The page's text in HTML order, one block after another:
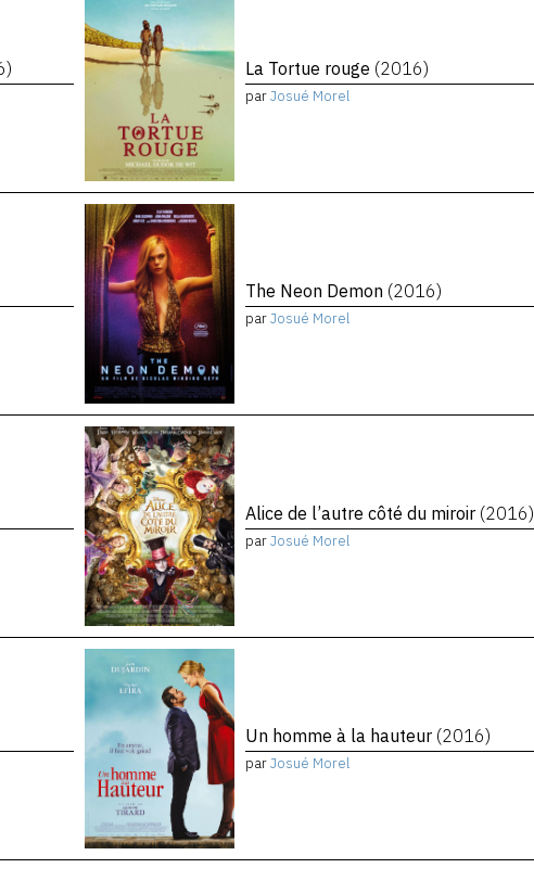
La Tortue rouge (2016)
parJosué Morel
The Neon Demon (2016)
parJosué Morel
Alice de l’autre côté du miroir (2016)
parJosué Morel
Un homme à la hauteur (2016)
parJosué Morel